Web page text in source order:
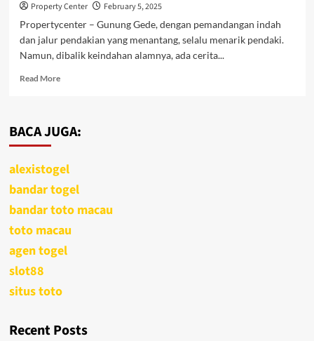
Property Center
February 5, 2025
Propertycenter – Gunung Gede, dengan pemandangan indah
dan jalur pendakian yang menantang, selalu menarik pendaki.
Namun, dibalik keindahan alamnya, ada cerita...
Read MoreRead
Gunung
Film
Misteri
Teror
Maut
Puncak
BACA JUGA:
alexistogel
bandar togel
bandar toto macau
toto macau
agen togel
slot88
situs toto
Recent Posts